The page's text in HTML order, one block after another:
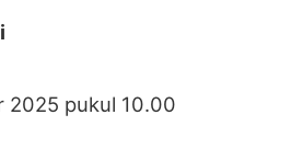
2025 pukul 10.00